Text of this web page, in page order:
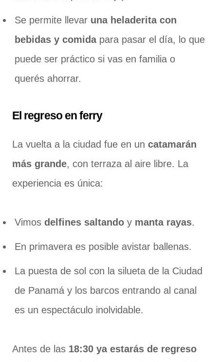
Se permite llevar una heladerita con
bebidas y comidapara pasar el día, lo que
puede ser práctico si vas en familia o
querés ahorrar.
El regreso en ferry
La vuelta a la ciudad fue en un catamarán
más grande, con terraza al aire libre. La
experiencia es única:
Vimos delfines saltando y manta rayas.
En primavera es posible avistar ballenas.
La puesta de sol con la silueta de la Ciudad
de Panamá y los barcos entrando al canal
es un espectáculo inolvidable.
Antes de las 18:30 ya estarás de regreso